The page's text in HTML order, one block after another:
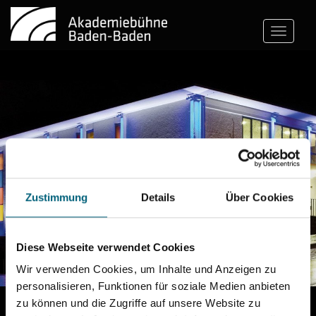
Zustimmung Details Über Cookies
Diese Webseite verwendet Cookies
Wir verwenden Cookies, um Inhalte und Anzeigen zu
personalisieren, Funktionen für soziale Medien anbieten
zu können und die Zugriffe auf unsere Website zu
Toggle